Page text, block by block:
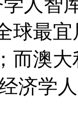
球最
而澳
济学